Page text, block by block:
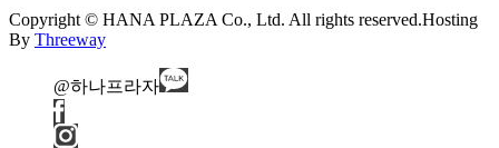
Copyright © HANA PLAZA Co., Ltd. All rights reserved.Hosting
By Threeway
@하나프라자